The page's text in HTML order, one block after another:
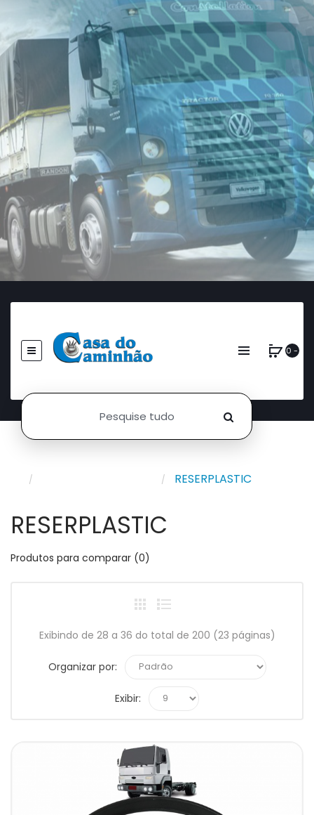
0 -
RESERPLASTIC
RESERPLASTIC
Produtos para comparar (0)
Exibindo de 28 a 36 do total de 200 (23 páginas)
Organizar por:
Exibir: